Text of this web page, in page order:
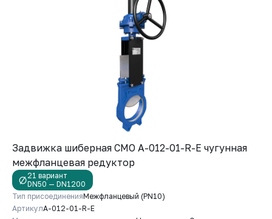
Задвижка шиберная СМО A-012-01-R-E чугунная
межфланцевая редуктор
21 вариант
DN50 — DN1200
Тип присоединенияМежфланцевый (PN10)
АртикулA-012-01-R-E